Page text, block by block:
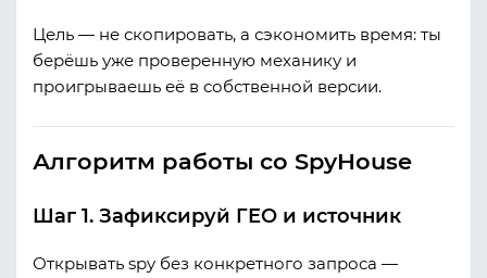
Цель — не скопировать, а сэкономить время: ты
берёшь уже проверенную механику и
проигрываешь её в собственной версии.
Алгоритм работы со SpyHouse
Шаг 1. Зафиксируй ГЕО и источник
Открывать spy без конкретного запроса —